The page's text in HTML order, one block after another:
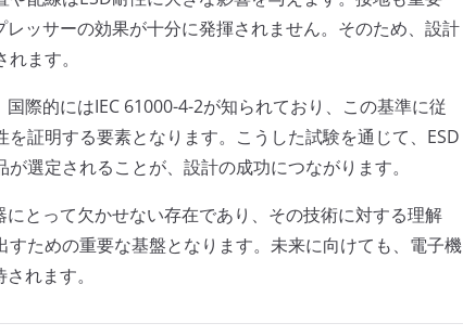
ッサーの効果が十分に発揮されません。そのため、設計
ます。
際的にはIEC 61000-4-2が知られており、この基準に従
証明する要素となります。こうした試験を通じて、ESD
選定されることが、設計の成功につながります。
とって欠かせない存在であり、その技術に対する理解
ための重要な基盤となります。未来に向けても、電子機
れます。